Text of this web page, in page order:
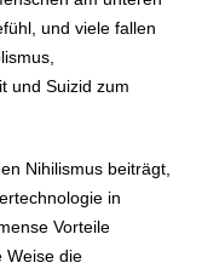
und viele fallen
und Suizid zum
Nihilismus beiträgt,
in
Vorteile
Weise die